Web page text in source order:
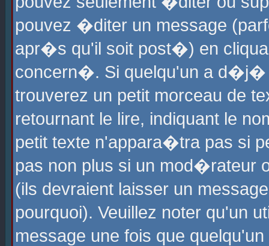
pouvez �diter un message
apr�s qu'il soit post�) en
concern�. Si quelqu'un a
trouverez un petit morceau de
retournant le lire, indiquant le
petit texte n'appara�tra pas si
pas non plus si un mod�rateur
(ils devraient laisser un
pourquoi). Veuillez noter qu'un
message une fois que